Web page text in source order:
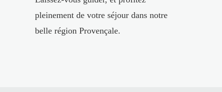
pleinement de votre séjour dans notre
belle région Provençale.